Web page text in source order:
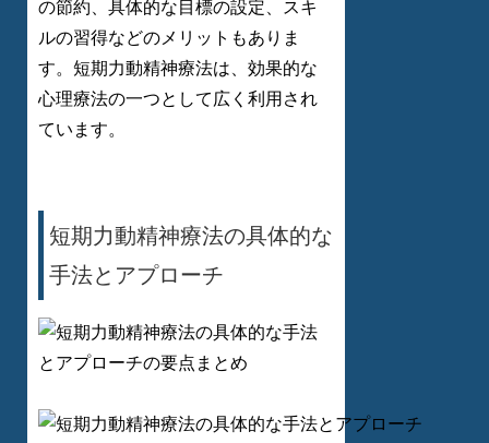
の節約、具体的な目標の設定、スキ
ルの習得などのメリットもありま
す。短期力動精神療法は、効果的な
心理療法の一つとして広く利用され
ています。
短期力動精神療法の具体的な
手法とアプローチ